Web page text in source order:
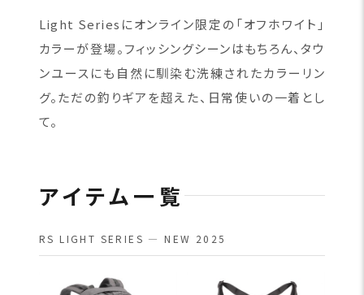
Light Seriesにオンライン限定の「オフホワイト」
カラーが登場。フィッシングシーンはもちろん、タウ
ンユースにも自然に馴染む洗練されたカラーリン
グ。ただの釣りギアを超えた、日常使いの一着とし
て。
アイテム一覧
RS LIGHT SERIES — NEW 2025